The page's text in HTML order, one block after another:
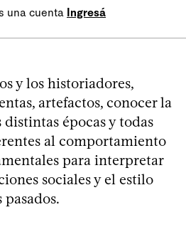
una cuenta Ingresá
y los historiadores,
artefactos, conocer la
épocas y todas
al comportamiento
para interpretar
sociales y el estilo